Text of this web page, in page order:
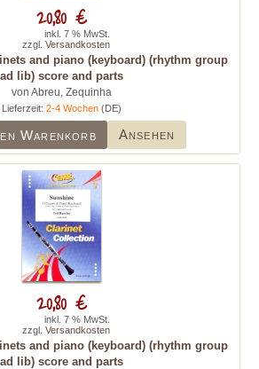
and piano (keyboard) (rhythm group
ad lib) score and parts
von Abreu, Zequinha
Lieferzeit: 2-4 Wochen(DE)
Warenkorb Ansehen
20,80 €
inkl. 7 % MwSt.
zzgl. Versandkosten
and piano (keyboard) (rhythm group
ad lib) score and parts
20,80 €
inkl. 7 % MwSt.
zzgl. Versandkosten